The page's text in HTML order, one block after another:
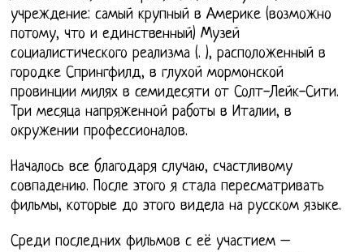
учреждение: самый крупный в Америке (возможно
потому, что и единственный) Музей
социалистического реализма (. ), расположенный в
городке Спрингфилд, в глухой мормонской
провинции милях в семидесяти от Солт-Лейк-Сити.
Три месяца напряженной работы в Италии, в
окружении профессионалов.
Началось все благодаря случаю, счастливому
совпадению. После этого я стала пересматривать
фильмы, которые до этого видела на русском языке.
Среди последних фильмов с её участием –